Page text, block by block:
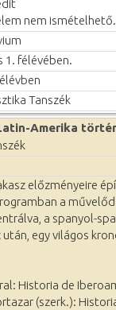
nem ismételhető.
1. félévében.
Tanszék
Amerika
előzményeire
a
a spanyol-
után, egy világos
Historia de
(szerk.):